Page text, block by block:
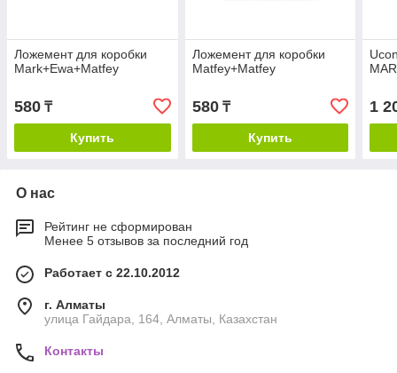
Ложемент для коробки
Mark+Ewa+Matfey
580 ₸
Купить
Ложемент для коробки
Matfey+Matfey
580₸
Купить
1
О нас
Рейтинг не сформирован
Менее 5 отзывов за последний год
Работает с 22.10.2012
г. Алматы
улица Гайдара, 164, Алматы, Казахстан
Контакты